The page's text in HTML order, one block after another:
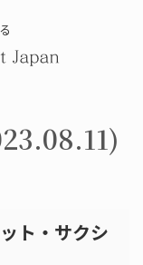
ト・サクシ